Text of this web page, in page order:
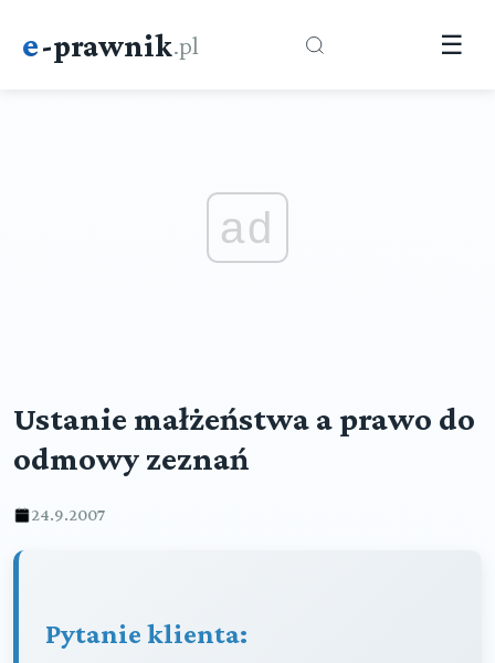
e-prawnik.pl ☰
ad
Ustanie małżeństwa a prawo do
odmowy zeznań
24.9.2007
Pytanie klienta: